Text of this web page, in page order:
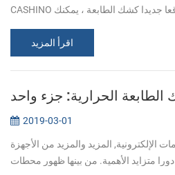
CASHINO جدا ويسرنا أن نعلن أن لدينا موقعا جديدا كشك الطابعة ، يمكنك
الحل...
اقرأ المزيد
الطابعة الحرارية: جزء واحد
2019-03-01
الإلكترونية, المزيد والمزيد من الأجهزة
دورا متزايد الأهمية. من بينها ظهور محطات